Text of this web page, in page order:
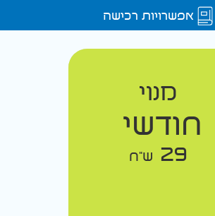
אפשרויות רכישה
מנוי
חודשי
29 ש"ח